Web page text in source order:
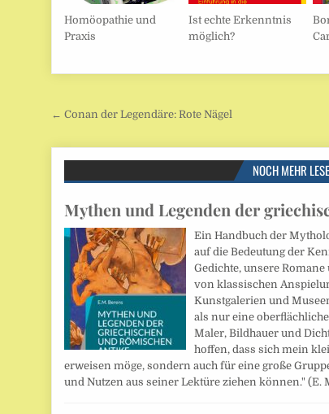
Homöopathie und
Praxis
Ist echte Erkenntnis
möglich?
Beitragsnavigation
← Conan der Legendäre: Rote Nägel
NOCH MEHR
Mythen und Legenden der
Ein Handbuch der
auf die Bedeutung der
Gedichte, unsere
von klassischen
Kunstgalerien und
als nur eine
Maler, Bildhauer und
hoffen, dass sich mein
erweisen möge, sondern auch für eine große
und Nutzen aus seiner Lektüre ziehen können." (E.